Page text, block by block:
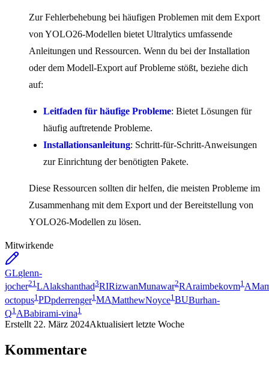
Zur Fehlerbehebung bei häufigen Problemen mit dem Export
von YOLO26-Modellen bietet Ultralytics umfassende
Anleitungen und Ressourcen. Wenn du bei der Installation
oder dem Modell-Export auf Probleme stößt, beziehe dich
auf:
Leitfaden für häufige Probleme: Bietet Lösungen für
häufig auftretende Probleme.
Installationsanleitung: Schritt-für-Schritt-Anweisungen
zur Einrichtung der benötigten Pakete.
Diese Ressourcen sollten dir helfen, die meisten Probleme im
Zusammenhang mit dem Export und der Bereitstellung von
YOLO26-Modellen zu lösen.
Mitwirkende
GLglenn-
jocher21LAlakshanthad3RIRizwanMunawar2RAraimbekovm1AM
octopus1 PDpderrenger1 MAMatthewNoyce1 BUBurhan-
Q1 ABabirami-vina1
Erstellt 22. März 2024Aktualisiert letzte Woche
Kommentare